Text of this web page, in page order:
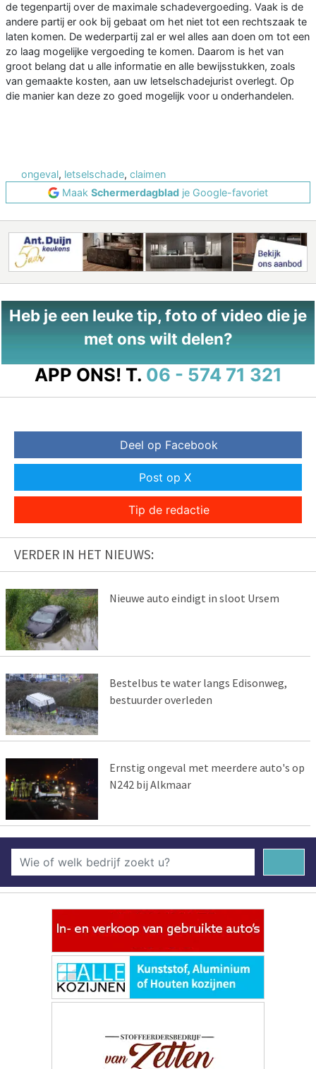
de tegenpartij over de maximale schadevergoeding. Vaak is de
andere partij er ook bij gebaat om het niet tot een rechtszaak te
laten komen. De wederpartij zal er wel alles aan doen om tot een
zo laag mogelijke vergoeding te komen. Daarom is het van
groot belang dat u alle informatie en alle bewijsstukken, zoals
van gemaakte kosten, aan uw letselschadejurist overlegt. Op
die manier kan deze zo goed mogelijk voor u onderhandelen.
ongeval, letselschade, claimen
Maak Schermerdagblad je Google-favoriet
Heb je een leuke tip, foto of video die je
met ons wilt delen?
APP ONS! T. 06 - 574 71 321
Deel op Facebook
Post op X
Tip de redactie
VERDER IN HET NIEUWS:
Nieuwe auto eindigt in sloot Ursem
Bestelbus te water langs Edisonweg,
bestuurder overleden
Ernstig ongeval met meerdere auto's op
N242 bij Alkmaar